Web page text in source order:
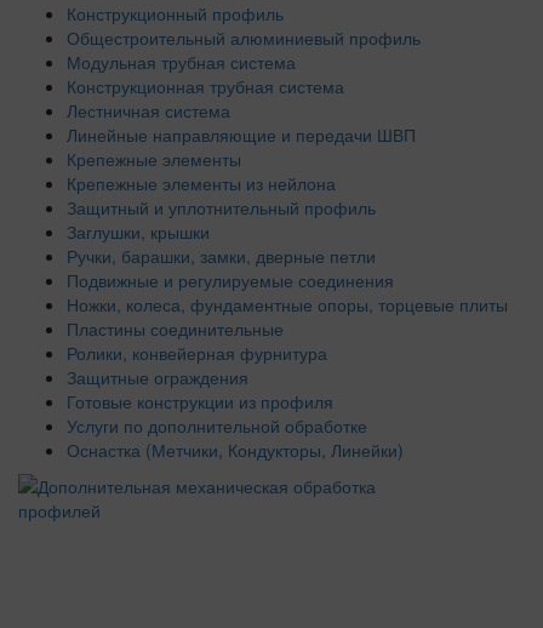
Конструкционный профиль
Общестроительный алюминиевый профиль
Модульная трубная система
Конструкционная трубная система
Лестничная система
Линейные направляющие и передачи ШВП
Крепежные элементы
Крепежные элементы из нейлона
Защитный и уплотнительный профиль
Заглушки, крышки
Ручки, барашки, замки, дверные петли
Подвижные и регулируемые соединения
Ножки, колеса, фундаментные опоры, торцевые плиты
Пластины соединительные
Ролики, конвейерная фурнитура
Защитные ограждения
Готовые конструкции из профиля
Услуги по дополнительной обработке
Оснастка (Метчики, Кондукторы, Линейки)